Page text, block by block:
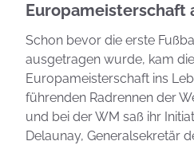
Europameisterschaft
Schon bevor die erste
ausgetragen wurde, kam
Europameisterschaft ins
führenden Radrennen der
und bei der WM saß ihr
Delaunay, Generalsekretär